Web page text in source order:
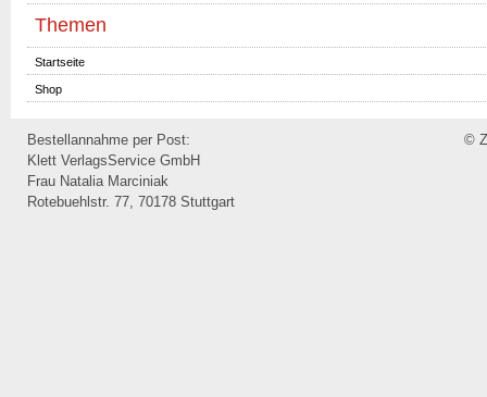
Themen
Startseite
Shop
Bestellannahme per Post:
Klett VerlagsService GmbH
Frau Natalia Marciniak
Rotebuehlstr. 77, 70178 Stuttgart
©